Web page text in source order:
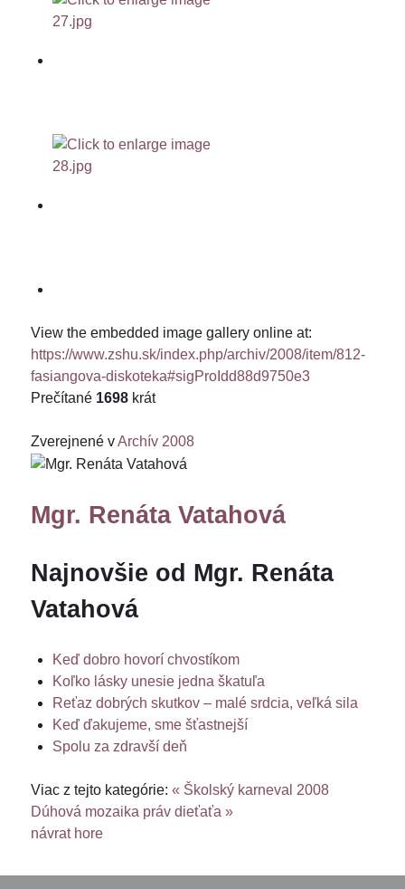
View the embedded image gallery online at:
https://www.zshu.sk/index.php/archiv/2008/item/812-
fasiangova-diskoteka#sigProIdd88d9750e3
Prečítané 1698 krát
Zverejnené vArchív 2008
Mgr. Renáta Vatahová
Najnovšie od Mgr. Renáta
Vatahová
Keď dobro hovorí chvostíkom
Koľko lásky unesie jedna škatuľa
Reťaz dobrých skutkov – malé srdcia, veľká sila
Keď ďakujeme, sme šťastnejší
Spolu za zdravší deň
Viac z tejto kategórie: « Školský karneval 2008
Dúhová mozaika práv dieťaťa »
návrat hore